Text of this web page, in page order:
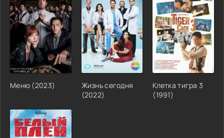
Меню (2023)
Жизнь сегодня
(2022)
Клетка тигра 3
(1991)